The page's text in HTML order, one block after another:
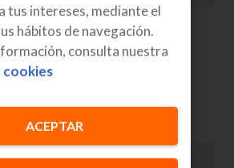
tus intereses, mediante el
hábitos de navegación.
consulta nuestra
cookies
ACEPTAR